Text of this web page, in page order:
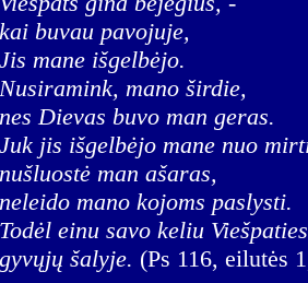
kai buvau pavojuje,
Jis mane išgelbėjo.
Nusiramink, mano širdie,
nes Dievas buvo man geras.
Juk jis išgelbėjo mane nuo
nušluostė man ašaras,
neleido mano kojoms paslysti.
Todėl einu savo keliu
gyvųjų šalyje. (Ps 116, eilutės